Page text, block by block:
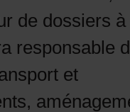
de dossiers
responsable
et